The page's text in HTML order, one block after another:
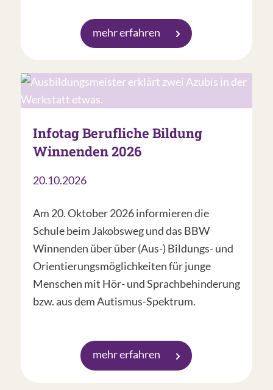
mehr erfahren
Infotag Berufliche Bildung
Winnenden 2026
20.10.2026
Am 20. Oktober 2026 informieren die
Schule beim Jakobsweg und das BBW
Winnenden über über (Aus-) Bildungs- und
Orientierungsmöglichkeiten für junge
Menschen mit Hör- und Sprachbehinderung
bzw. aus dem Autismus-Spektrum.
mehr erfahren